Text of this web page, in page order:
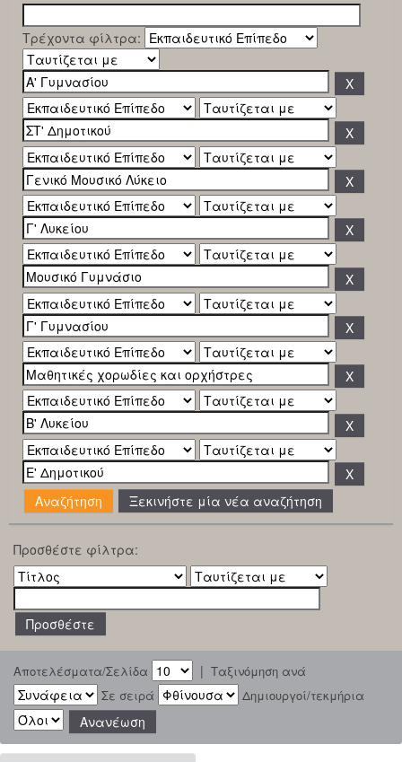
Τρέχοντα φίλτρα:
Ξεκινήστε μία νέα αναζήτηση
Προσθέστε φίλτρα:
Αποτελέσματα/Σελίδα | Ταξινόμηση ανά
Σε σειρά
Δημιουργοί/τεκμήρια